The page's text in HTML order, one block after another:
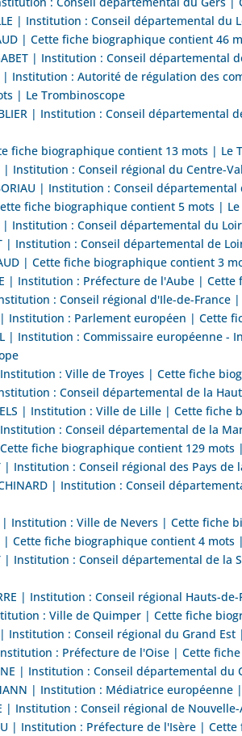
| Institution : Conseil départemental
| Cette fiche biographique contient 46
| Institution : Conseil
| Institution : Autorité de régulation des
| Le Trombinoscope
| Institution : Conseil
fiche biographique contient 13 mots | Le
| Institution : Conseil régional du
| Institution : Conseil
fiche biographique contient 5 mots |
| Institution : Conseil départemental du
| Institution : Conseil départemental de
| Cette fiche biographique contient 3
| Institution : Préfecture de l'Aube |
: Conseil régional d'Ile-de-
| Institution : Parlement européen | Cette
| Institution : Commissaire européenne
: Ville de Troyes | Cette fiche
: Conseil départemental de la
| Institution : Ville de Lille | Cette
: Conseil départemental de la
fiche biographique contient 129 mots
| Institution : Conseil régional des Pays
| Institution : Conseil
| Institution : Ville de Nevers | Cette fiche
| Cette fiche biographique contient 4 mots
| Institution : Conseil départemental de
| Institution : Conseil régional Hauts-
: Ville de Quimper | Cette fiche
Institution : Conseil régional du Grand
: Préfecture de l'Oise | Cette
| Institution : Conseil départemental
| Institution : Médiatrice
| Institution : Conseil régional de
| Institution : Préfecture de l'Isère |